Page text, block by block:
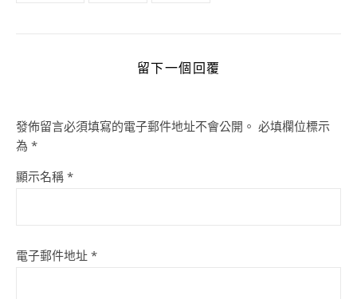
留下一個回覆
發佈留言必須填寫的電子郵件地址不會公開。 必填欄位標示
為 *
顯示名稱 *
電子郵件地址 *